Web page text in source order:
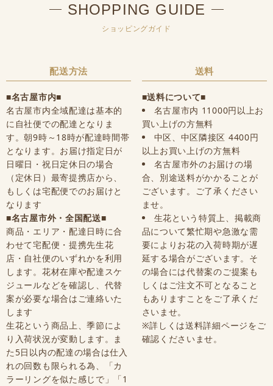
SHOPPING GUIDE
ショッピングガイド
配送方法
■名古屋市内■
名古屋市内全域配達は基本的
に自社便での配達となりま
す。朝9時～18時が配達時間帯
となります。お届け指定日が
日曜日・祝日定休日の場合
（定休日）最寄提携店から、
もしくは宅配便でのお届けと
なります
■名古屋市外・全国配送■
商品・エリア・配達日時に合
わせて宅配便・提携先生花
店・自社便のいずれかを利用
します。花材在庫や配達スケ
ジュールなどを確認し、代替
案が必要な場合はご連絡いた
します
生花という商品上、季節によ
り入荷状況が変動します。ま
た5日以内の配達の場合は仕入
れの回数も限られる為、「カ
ラーリングを似た感じで」「1
送料
■送料について■
名古屋市内 11000円以上お
買い上げの方無料
中区、中区隣接区 4400円
以上お買い上げの方無料
名古屋市外のお届けの場
合、別途送料がかかることが
ございます。ご了承ください
ませ。
生花という特質上、掲載商
品について繁忙期や急激な需
要によりお花の入荷時期が遅
延する場合がございます。そ
の場合には代替案のご提案も
しくはご注文不可となること
もありますことをご了承くだ
さいませ。
※詳しくは送料詳細ページをご
確認くださいませ。